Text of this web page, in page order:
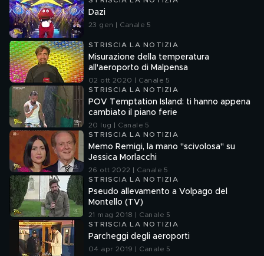
Dazi
23 gen | Canale 5
STRISCIA LA NOTIZIA
Misurazione della temperatura
all'aeroporto di Malpensa
02 ott 2020 | Canale 5
STRISCIA LA NOTIZIA
POV Temptation Island: ti hanno appena
cambiato il piano ferie
20 lug | Canale 5
STRISCIA LA NOTIZIA
Memo Remigi, la mano "scivolosa" su
Jessica Morlacchi
26 ott 2022 | Canale 5
STRISCIA LA NOTIZIA
Pseudo allevamento a Volpago del
Montello (TV)
21 mag 2018 | Canale 5
STRISCIA LA NOTIZIA
Parcheggi degli aeroporti
04 apr 2019 | Canale 5